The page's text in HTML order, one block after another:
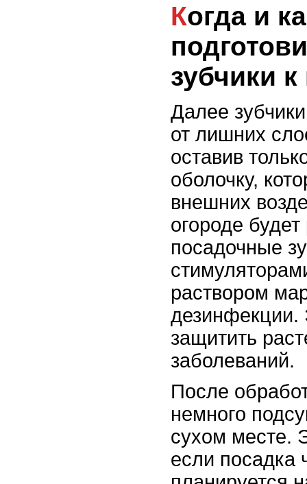
Когда и как
зубчики
Далее
от лишних
оставив
оболочку,
внешних
огороде
посадочные
раствором
дезинфекции.
защитить
заболеваний.
После
немного
сухом месте.
если посадка